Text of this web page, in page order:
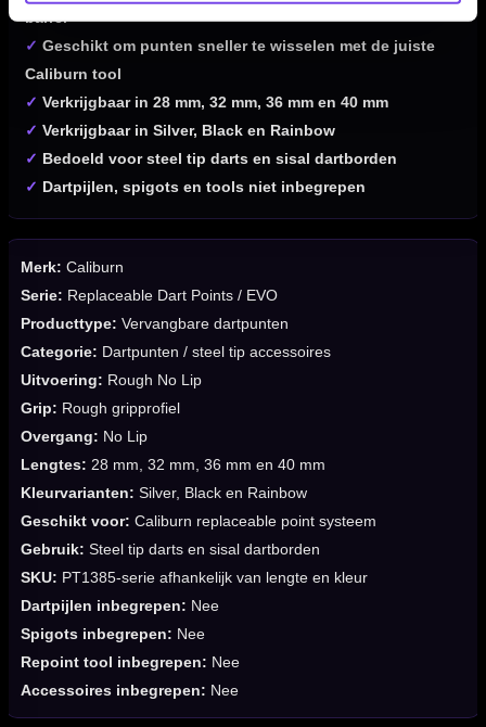
barrel
✓ Geschikt om punten sneller te wisselen met de juiste
Caliburn tool
✓ Verkrijgbaar in 28 mm, 32 mm, 36 mm en 40 mm
✓ Verkrijgbaar in Silver, Black en Rainbow
✓ Bedoeld voor steel tip darts en sisal dartborden
✓ Dartpijlen, spigots en tools niet inbegrepen
Merk: Caliburn
Serie: Replaceable Dart Points / EVO
Producttype: Vervangbare dartpunten
Categorie: Dartpunten / steel tip accessoires
Uitvoering: Rough No Lip
Grip: Rough gripprofiel
Overgang: No Lip
Lengtes: 28 mm, 32 mm, 36 mm en 40 mm
Kleurvarianten: Silver, Black en Rainbow
Geschikt voor: Caliburn replaceable point systeem
Gebruik: Steel tip darts en sisal dartborden
SKU: PT1385-serie afhankelijk van lengte en kleur
Dartpijlen inbegrepen: Nee
Spigots inbegrepen: Nee
Repoint tool inbegrepen: Nee
Accessoires inbegrepen: Nee